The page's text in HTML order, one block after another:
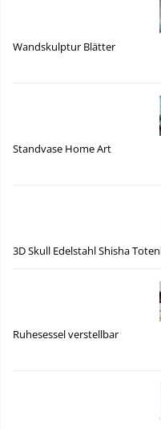
Wandskulptur Blätter
Standvase Home Art
3D Skull Edelstahl Shisha
Ruhesessel verstellbar